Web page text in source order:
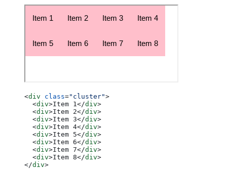
<div class="cluster">
  <
div>Item 1</div>
  <
div>Item 2</div>
  <
div>Item 3</div>
  <
div>Item 4</div>
  <
div>Item 5</div>
  <
div>Item 6</div>
  <
div>Item 7</div>
  <
div>Item 8</div>
</div>